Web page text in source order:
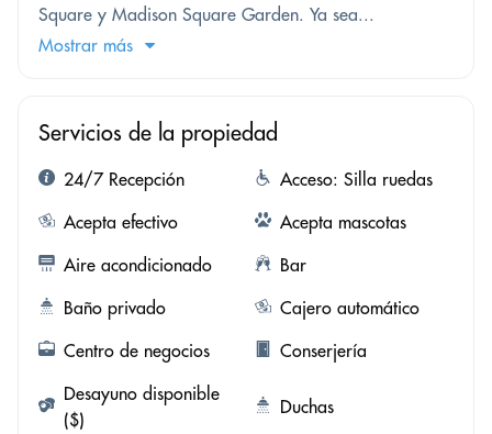
Square y Madison Square Garden. Ya sea...
Mostrar más
Servicios de la propiedad
24/7 Recepción
Acceso: Silla ruedas
Acepta efectivo
Acepta mascotas
Aire acondicionado
Bar
Baño privado
Cajero automático
Centro de negocios
Conserjería
Desayuno disponible
($)
Duchas